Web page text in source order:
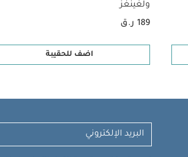
ولغينغز
189 ر.ق
اضف للحقيبة